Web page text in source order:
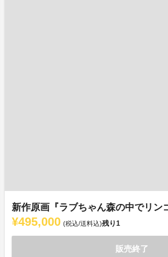
新作原画『ラブちゃん森の中でリン
¥495,000 (税込/送料込)残り1
販売終了